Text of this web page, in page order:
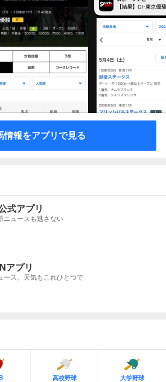
情報をアプリで見る
式アプリ
ニュースも逃さない
アプリ
ース、天気もこれひとつで
高校野球 大学野球